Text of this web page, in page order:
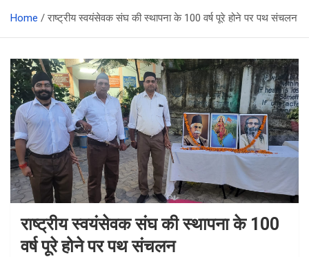
Home राष्ट्रीय स्वयंसेवक संघ की स्थापना के 100 वर्ष पूरे होने पर पथ संचलन
राष्ट्रीय स्वयंसेवक संघ की स्थापना के 100
वर्ष पूरे होने पर पथ संचलन